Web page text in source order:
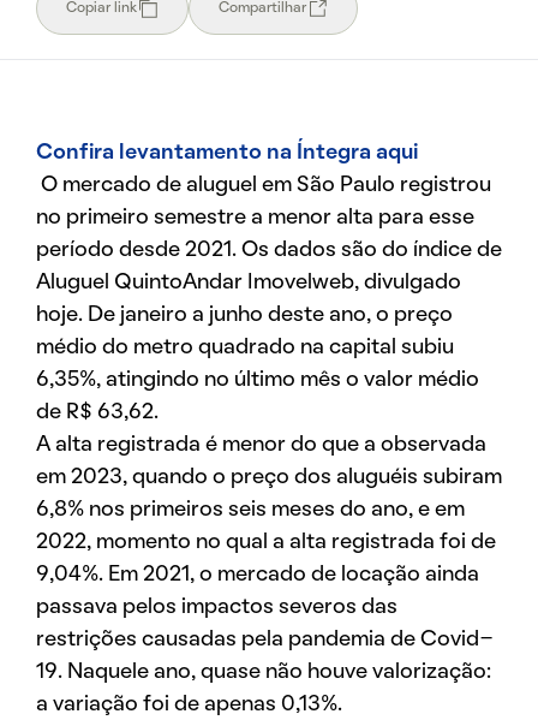
Copiar link Compartilhar
Confira levantamento na Íntegra aqui
O mercado de aluguel em São Paulo registrou
no primeiro semestre a menor alta para esse
período desde 2021. Os dados são do índice de
Aluguel QuintoAndar Imovelweb, divulgado
hoje. De janeiro a junho deste ano, o preço
médio do metro quadrado na capital subiu
6,35%, atingindo no último mês o valor médio
de R$ 63,62.
A alta registrada é menor do que a observada
em 2023, quando o preço dos aluguéis subiram
6,8% nos primeiros seis meses do ano, e em
2022, momento no qual a alta registrada foi de
9,04%. Em 2021, o mercado de locação ainda
passava pelos impactos severos das
restrições causadas pela pandemia de Covid-
19. Naquele ano, quase não houve valorização:
a variação foi de apenas 0,13%.